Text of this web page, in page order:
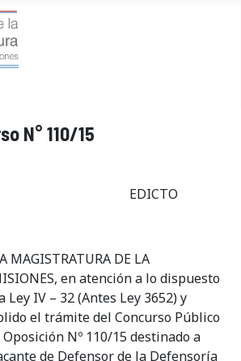
N° 110/15
MAGISTRATURA DE LA
en atención a lo dispuesto
Ley IV – 32 (Antes Ley 3652) y
el trámite del Concurso Público
Nº 110/15 destinado a
de Defensor de la Defensoría